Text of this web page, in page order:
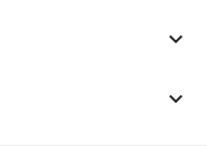
keyboard_arrow_down
keyboard_arrow_down